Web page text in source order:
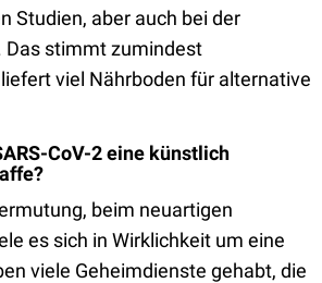
Studien, aber auch bei der
stimmt zumindest
viel Nährboden für alternative
CoV-2 eine künstlich
beim neuartigen
es sich in Wirklichkeit um eine
viele Geheimdienste gehabt, die